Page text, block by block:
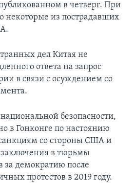
в четверг. При
некоторые из пострадавших
дел Китая не
ответа на запрос
в связи с осуждением со
безопасности,
в Гонконге по настоянию
со стороны США и
заключения в тюрьмы
за демократию после
протестов в 2019 году.